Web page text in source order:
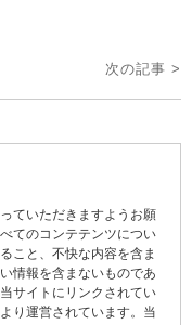
次の記事 >
ていただきますようお願
てのコンテテンツについ
こと、不快な内容を含ま
情報を含まないものであ
サイトにリンクされてい
り運営されています。当